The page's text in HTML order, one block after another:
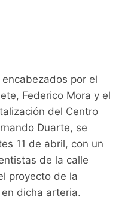
por el
Federico Mora y el
del Centro
Duarte, se
11 de abril, con un
de la calle
proyecto de la
dicha arteria.